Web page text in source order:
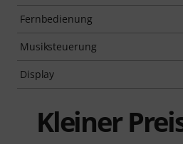
Fernbedienung
Musiksteuerung
Display
Kleiner